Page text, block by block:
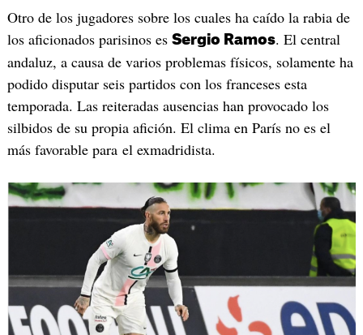
Otro de los jugadores sobre los cuales ha caído la rabia de
los aficionados parisinos es Sergio Ramos. El central
andaluz, a causa de varios problemas físicos, solamente ha
podido disputar seis partidos con los franceses esta
temporada. Las reiteradas ausencias han provocado los
silbidos de su propia afición. El clima en París no es el
más favorable para el exmadridista.